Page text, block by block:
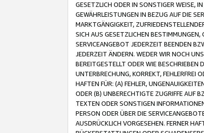
GESETZLICH ODER IN SONSTIGER WEISE,
GEWÄHRLEISTUNGEN IN BEZUG AUF DIE
MARKTGÄNGIGKEIT,
SICH AUS GESETZLICHEN BESTIMMUNGEN,
SERVICEANGEBOT JEDERZEIT BEENDEN
JEDERZEIT ÄNDERN. WEDER WIR NOCH
BEREITGESTELLT ODER WIE
UNTERBRECHUNG, KORREKT, FEHLERFREI
HAFTEN FÜR: (A) FEHLER,
ODER (B) UNBERECHTIGTE ZUGRIFFE AUF
TEXTEN ODER SONSTIGEN
PERSON ODER ÜBER DIE
AUSDRÜCKLICH VORGESEHEN. FERNER